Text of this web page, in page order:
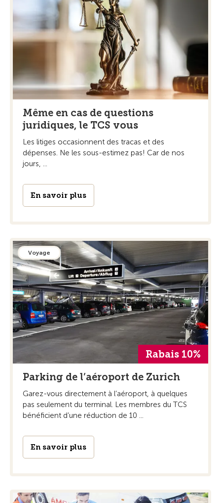
Même en cas de questions
juridiques, le TCS vous
Les litiges occasionnent des tracas et des
dépenses. Ne les sous-estimez pas! Car de nos
jours, ...
En savoir plus
Voyage
Rabais 10%
Parking de l’aéroport de Zurich
Garez-vous directement à l’aéroport, à quelques
pas seulement du terminal. Les membres du TCS
bénéficient d’une réduction de 10 ...
En savoir plus